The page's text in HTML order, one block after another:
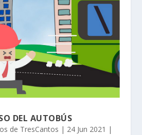
DEL AUTOBÚS
de TresCantos | 24 Jun 2021 |